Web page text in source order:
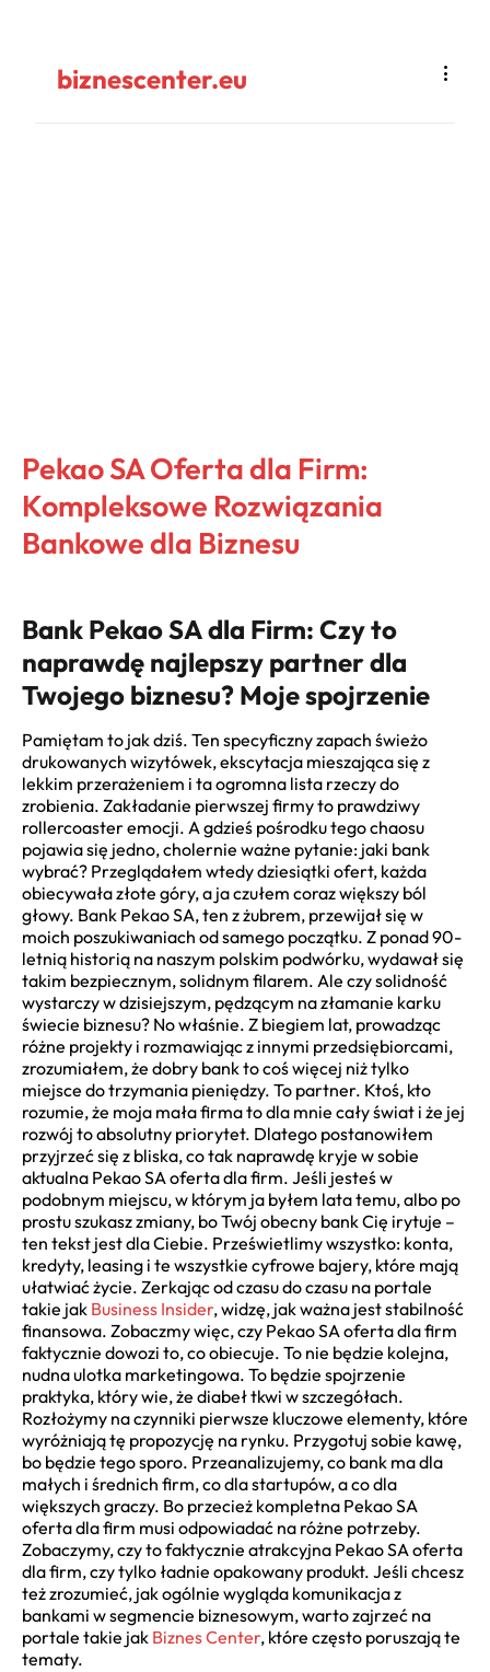
biznescenter.eu
Pekao SA Oferta dla Firm:
Kompleksowe Rozwiązania
Bankowe dla Biznesu
Bank Pekao SA dla Firm: Czy to
naprawdę najlepszy partner dla
Twojego biznesu? Moje spojrzenie
Pamiętam to jak dziś. Ten specyficzny zapach świeżo
drukowanych wizytówek, ekscytacja mieszająca się z
lekkim przerażeniem i ta ogromna lista rzeczy do
zrobienia. Zakładanie pierwszej firmy to prawdziwy
rollercoaster emocji. A gdzieś pośrodku tego chaosu
pojawia się jedno, cholernie ważne pytanie: jaki bank
wybrać? Przeglądałem wtedy dziesiątki ofert, każda
obiecywała złote góry, a ja czułem coraz większy ból
głowy. Bank Pekao SA, ten z żubrem, przewijał się w
moich poszukiwaniach od samego początku. Z ponad 90-
letnią historią na naszym polskim podwórku, wydawał się
takim bezpiecznym, solidnym filarem. Ale czy solidność
wystarczy w dzisiejszym, pędzącym na złamanie karku
świecie biznesu? No właśnie. Z biegiem lat, prowadząc
różne projekty i rozmawiając z innymi przedsiębiorcami,
zrozumiałem, że dobry bank to coś więcej niż tylko
miejsce do trzymania pieniędzy. To partner. Ktoś, kto
rozumie, że moja mała firma to dla mnie cały świat i że jej
rozwój to absolutny priorytet. Dlatego postanowiłem
przyjrzeć się z bliska, co tak naprawdę kryje w sobie
aktualna Pekao SA oferta dla firm. Jeśli jesteś w
podobnym miejscu, w którym ja byłem lata temu, albo po
prostu szukasz zmiany, bo Twój obecny bank Cię irytuje –
ten tekst jest dla Ciebie. Prześwietlimy wszystko: konta,
kredyty, leasing i te wszystkie cyfrowe bajery, które mają
ułatwiać życie. Zerkając od czasu do czasu na portale
takie jak Business Insider, widzę, jak ważna jest stabilność
finansowa. Zobaczmy więc, czy Pekao SA oferta dla firm
faktycznie dowozi to, co obiecuje. To nie będzie kolejna,
nudna ulotka marketingowa. To będzie spojrzenie
praktyka, który wie, że diabeł tkwi w szczegółach.
Rozłożymy na czynniki pierwsze kluczowe elementy, które
wyróżniają tę propozycję na rynku. Przygotuj sobie kawę,
bo będzie tego sporo. Przeanalizujemy, co bank ma dla
małych i średnich firm, co dla startupów, a co dla
większych graczy. Bo przecież kompletna Pekao SA
oferta dla firm musi odpowiadać na różne potrzeby.
Zobaczymy, czy to faktycznie atrakcyjna Pekao SA oferta
dla firm, czy tylko ładnie opakowany produkt. Jeśli chcesz
też zrozumieć, jak ogólnie wygląda komunikacja z
bankami w segmencie biznesowym, warto zajrzeć na
portale takie jak Biznes Center, które często poruszają te
tematy.